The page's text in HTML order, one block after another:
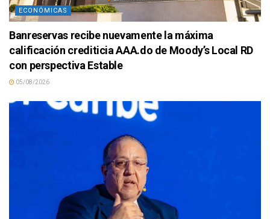
ECONÓMICAS
Banreservas recibe nuevamente la máxima
calificación crediticia AAA.do de Moody’s Local RD
con perspectiva Estable
05/08/2026